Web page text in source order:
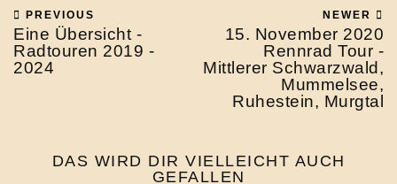
PREVIOUS
Eine Übersicht -
Radtouren 2019 -
2024
NEWER
15. November 2020
Rennrad Tour -
Mittlerer Schwarzwald,
Mummelsee,
Ruhestein, Murgtal
DAS WIRD DIR VIELLEICHT AUCH
GEFALLEN